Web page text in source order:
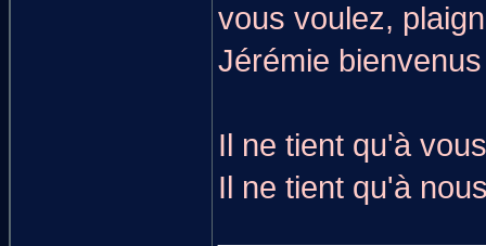
vous voulez,
Jérémie
Il ne tient qu'à
Il ne tient qu'à